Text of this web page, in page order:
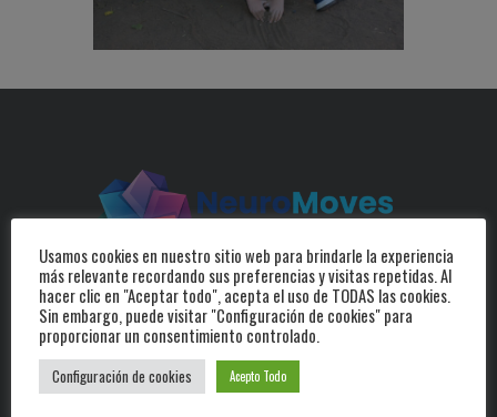
Estimulación y desarrollo para el aprendizaje.
ETIQUETAS
Usamos cookies en nuestro sitio web para brindarle la experiencia
más relevante recordando sus preferencias y visitas repetidas. Al
hacer clic en "Aceptar todo", acepta el uso de TODAS las cookies.
Sin embargo, puede visitar "Configuración de cookies" para
proporcionar un consentimiento controlado.
Configuración de cookies Acepto Todo